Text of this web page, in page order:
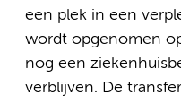
een plek in een
wordt opgenomen
nog een
verblijven. De